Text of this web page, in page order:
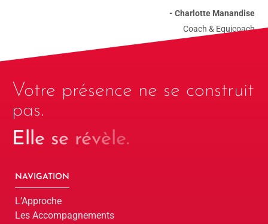
- Charlotte Manandise
Coach & Equicoach
Votre présence ne se construit
pas.
Elle se révèle.
NAVIGATION
L’Approche
Les Accompagnements